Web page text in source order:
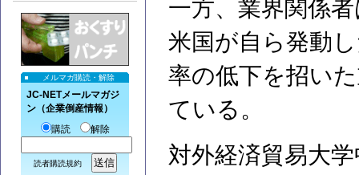
メルマガ購読・解除
JC-NETメールマガジ
ン（企業倒産情報）
購読
解除
読者購読規約
一方、業界関係
米国が自ら発動
率の低下を招い
ている。
対外経済貿易大